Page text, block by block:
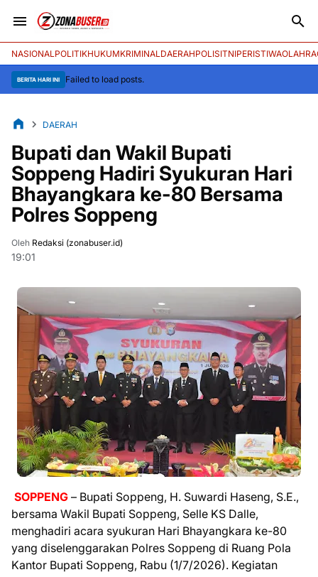
NASIONALPOLITIKHUKUMKRIMINALDAERAHPOLISITNIPERISTIWA
BERITA HARI INI Failed to load posts.
DAERAH
Bupati dan Wakil Bupati
Soppeng Hadiri Syukuran Hari
Bhayangkara ke-80 Bersama
Polres Soppeng
Oleh Redaksi (zonabuser.id)
19:01
SOPPENG – Bupati Soppeng, H. Suwardi Haseng, S.E.,
bersama Wakil Bupati Soppeng, Selle KS Dalle,
menghadiri acara syukuran Hari Bhayangkara ke-80
yang diselenggarakan Polres Soppeng di Ruang Pola
Kantor Bupati Soppeng, Rabu (1/7/2026). Kegiatan